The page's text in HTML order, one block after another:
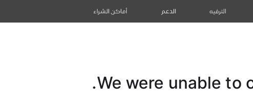
الترفيه الدعم أماكن الشراء
We were unable to